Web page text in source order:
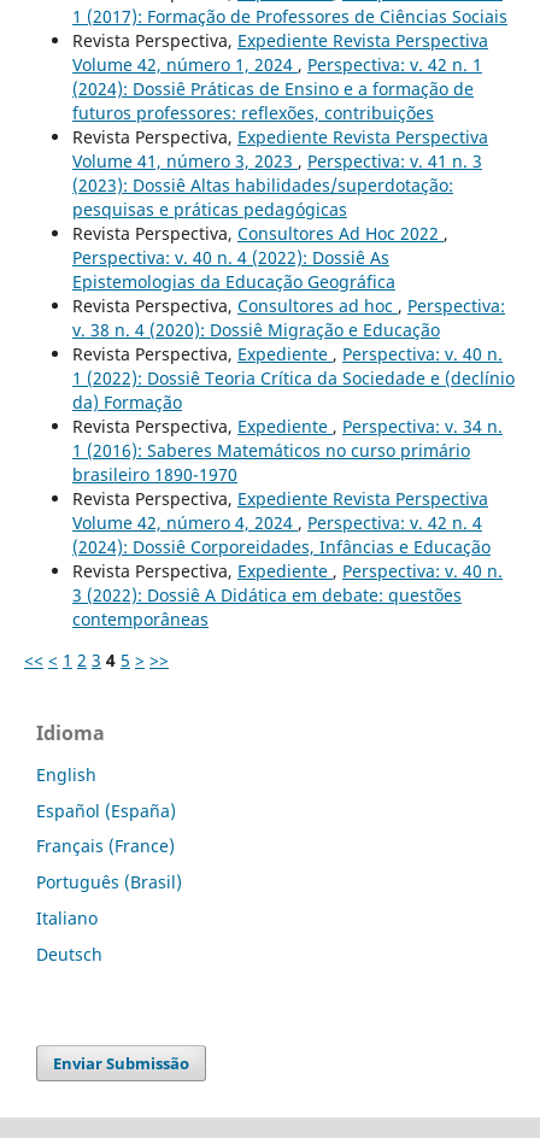
1 (2017): Formação de Professores de Ciências Sociais
Revista Perspectiva, Expediente Revista Perspectiva
Volume 42, número 1, 2024 , Perspectiva: v. 42 n. 1
(2024): Dossiê Práticas de Ensino e a formação de
futuros professores: reflexões, contribuições
Revista Perspectiva, Expediente Revista Perspectiva
Volume 41, número 3, 2023 , Perspectiva: v. 41 n. 3
(2023): Dossiê Altas habilidades/superdotação:
pesquisas e práticas pedagógicas
Revista Perspectiva, Consultores Ad Hoc 2022 ,
Perspectiva: v. 40 n. 4 (2022): Dossiê As
Epistemologias da Educação Geográfica
Revista Perspectiva, Consultores ad hoc , Perspectiva:
v. 38 n. 4 (2020): Dossiê Migração e Educação
Revista Perspectiva, Expediente , Perspectiva: v. 40 n.
1 (2022): Dossiê Teoria Crítica da Sociedade e (declínio
da) Formação
Revista Perspectiva, Expediente , Perspectiva: v. 34 n.
1 (2016): Saberes Matemáticos no curso primário
brasileiro 1890-1970
Revista Perspectiva, Expediente Revista Perspectiva
Volume 42, número 4, 2024 , Perspectiva: v. 42 n. 4
(2024): Dossiê Corporeidades, Infâncias e Educação
Revista Perspectiva, Expediente , Perspectiva: v. 40 n.
3 (2022): Dossiê A Didática em debate: questões
contemporâneas
<< < 1 2 3 4 5 > >>
Idioma
English
Español (España)
Français (France)
Português (Brasil)
Italiano
Deutsch
Enviar Submissão